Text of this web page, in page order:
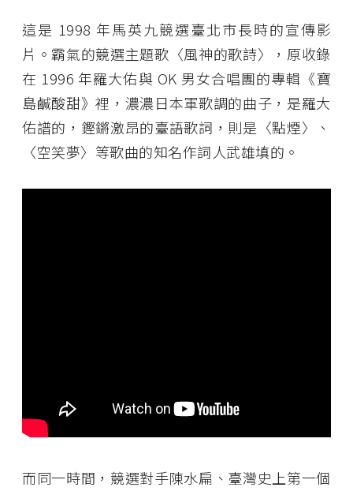
這是 1998 年馬英九競選臺北市長時的宣傳影
片。霸氣的競選主題歌〈風神的歌詩〉，原收錄
在 1996 年羅大佑與 OK 男女合唱團的專輯《寶
島鹹酸甜》裡，濃濃日本軍歌調的曲子，是羅大
佑譜的，鏗鏘激昂的臺語歌詞，則是〈點煙〉、
〈空笑夢〉等歌曲的知名作詞人武雄填的。
而同一時間，競選對手陳水扁、臺灣史上第一個